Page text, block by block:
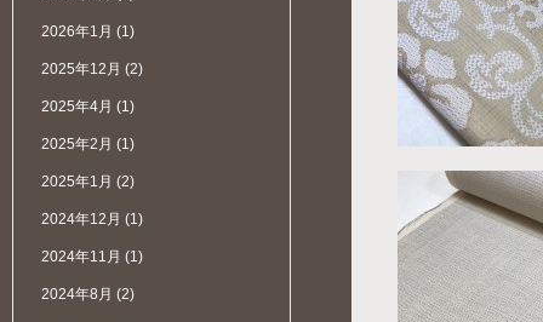
2026年1月 (1)
2025年12月 (2)
2025年4月 (1)
2025年2月 (1)
2025年1月 (2)
2024年12月 (1)
2024年11月 (1)
2024年8月 (2)